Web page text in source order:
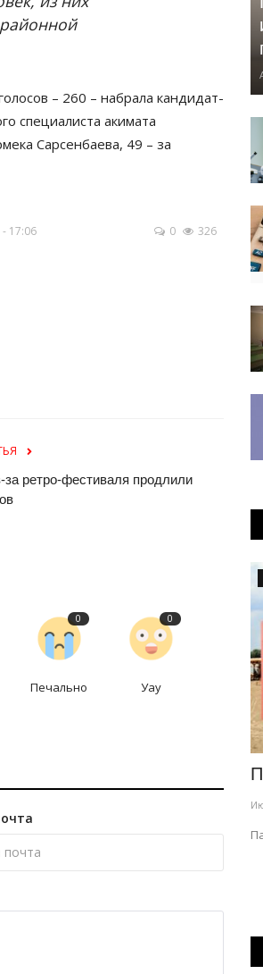
– 260 – набрала кандидат-
специалиста акимата
Сарсенбаева, 49 – за
17:06 0 326
ретро-фестиваля продлили
0
Печально
0
Уау
0 133